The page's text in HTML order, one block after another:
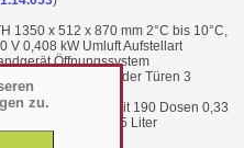
zu.
1350 x 512 x 870 mm 2°C bis 10°C,
V 0,408 kW Umluft Aufstellart
Öffnungssystem
Anzahl der Türen 3
Dosen
190 Dosen 0,33
und 110 Dosen 0,5 Liter